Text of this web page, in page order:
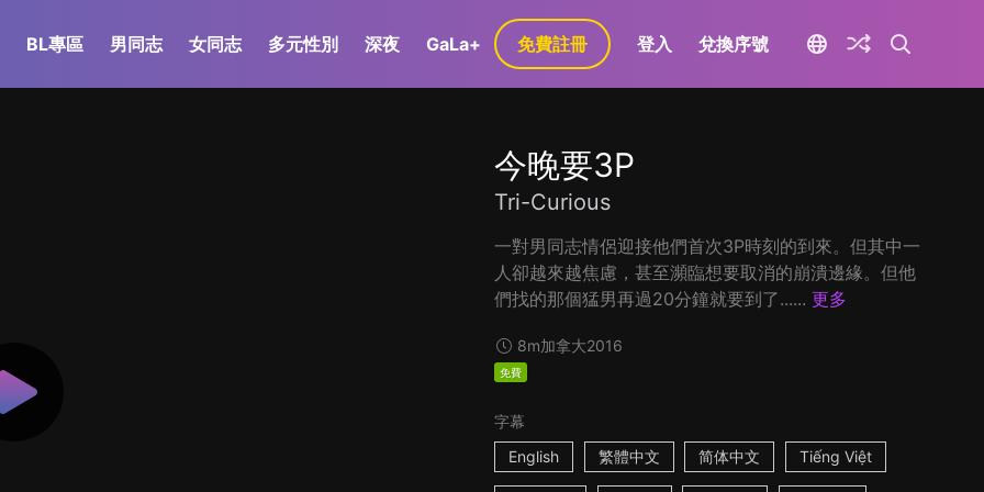
BL專區 男同志 女同志 多元性別 深夜 GaLa+ 免費註冊 登入 兌換序號
今晚要3P
Tri-Curious
一對男同志情侶迎接他們首次3P時刻的到來。但其中一
人卻越來越焦慮，甚至瀕臨想要取消的崩潰邊緣。但他
們找的那個猛男再過20分鐘就要到了...... 更多
8m加拿大2016
免費
字幕
English
繁體中文 简体中文 Tiếng Việt